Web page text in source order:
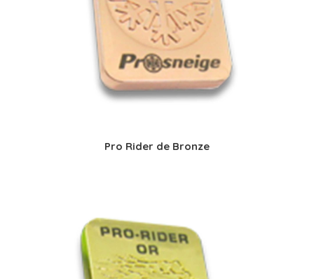
Pro Rider de Bronze